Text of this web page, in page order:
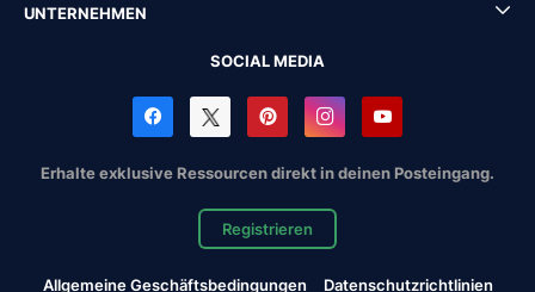
UNTERNEHMEN
SOCIAL MEDIA
Erhalte exklusive Ressourcen direkt in deinen Posteingang.
Registrieren
Allgemeine Geschäftsbedingungen
Datenschutzrichtlinien